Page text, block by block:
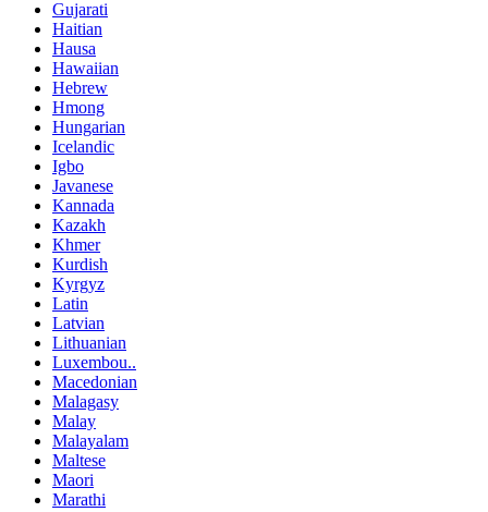
Gujarati
Haitian
Hausa
Hawaiian
Hebrew
Hmong
Hungarian
Icelandic
Igbo
Javanese
Kannada
Kazakh
Khmer
Kurdish
Kyrgyz
Latin
Latvian
Lithuanian
Luxembou..
Macedonian
Malagasy
Malay
Malayalam
Maltese
Maori
Marathi